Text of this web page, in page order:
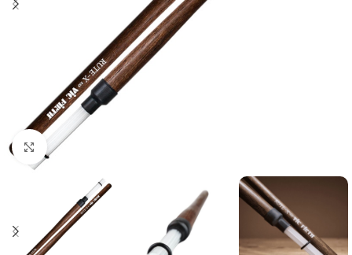
Spustelėkite, jei norite padidinti